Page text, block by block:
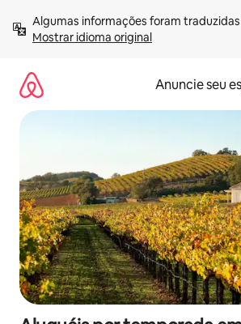
para
Mostrar idioma original
Anuncie seu